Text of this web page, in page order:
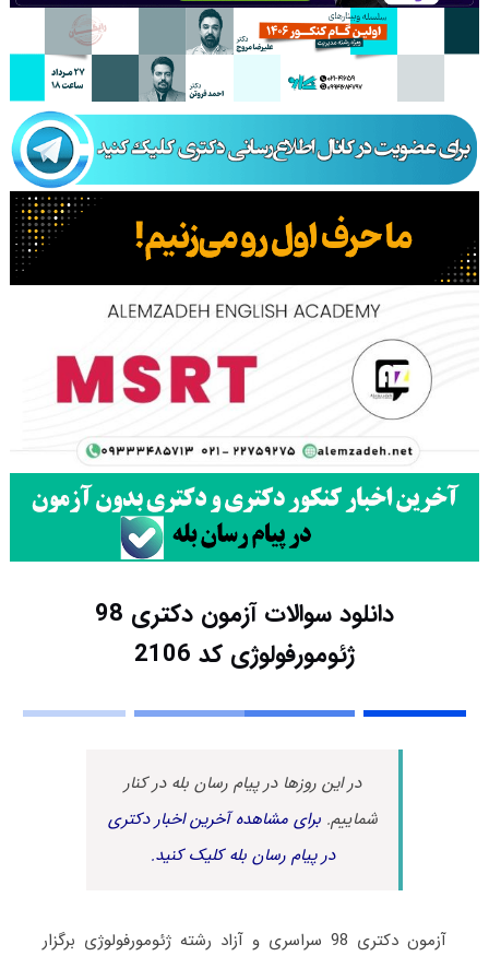
دانلود سوالات آزمون دکتری 98
ژئومورفولوژی کد 2106
در این روزها در پیام رسان بله در کنار
شماییم.برای مشاهده آخرین اخبار دکتری
در پیام رسان بله کلیک کنید.
آزمون دکتری 98 سراسری و آزاد رشته ژئومورفولوژی برگزار